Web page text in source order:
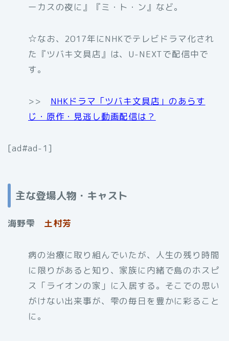
ーカスの夜に』『ミ・ト・ン』など。
☆なお、2017年にNHKでテレビドラマ化され
た『ツバキ文具店』は、U-NEXTで配信中で
す。
>> NHKドラマ「ツバキ文具店」のあらす
じ・原作・見逃し動画配信は？
[ad#ad-1]
主な登場人物・キャスト
海野雫 土村芳
病の治療に取り組んでいたが、人生の残り時間
に限りがあると知り、家族に内緒で島のホスピ
ス「ライオンの家」に入居する。そこでの思い
がけない出来事が、雫の毎日を豊かに彩ること
に。